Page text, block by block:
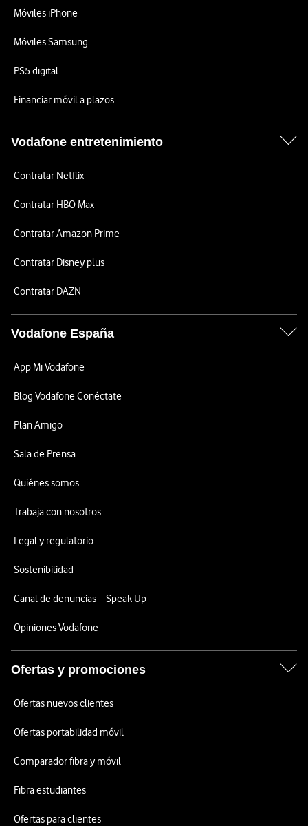
Móviles iPhone
Móviles Samsung
PS5 digital
Financiar móvil a plazos
Vodafone entretenimiento
Contratar Netflix
Contratar HBO Max
Contratar Amazon Prime
Contratar Disney plus
Contratar DAZN
Vodafone España
App Mi Vodafone
Blog Vodafone Conéctate
Plan Amigo
Sala de Prensa
Quiénes somos
Trabaja con nosotros
Legal y regulatorio
Sostenibilidad
Canal de denuncias – Speak Up
Opiniones Vodafone
Ofertas y promociones
Ofertas nuevos clientes
Ofertas portabilidad móvil
Comparador fibra y móvil
Fibra estudiantes
Ofertas para clientes